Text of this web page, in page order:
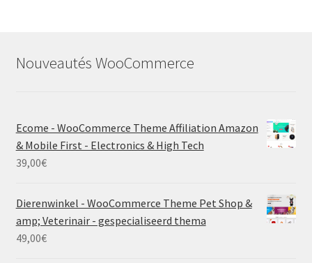
Nouveautés WooCommerce
Ecome - WooCommerce Theme Affiliation Amazon
& Mobile First - Electronics & High Tech
39,00€
Dierenwinkel - WooCommerce Theme Pet Shop &
amp; Veterinair - gespecialiseerd thema
49,00€